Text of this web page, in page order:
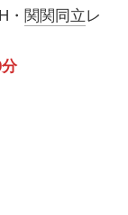
・ 関関同立レ